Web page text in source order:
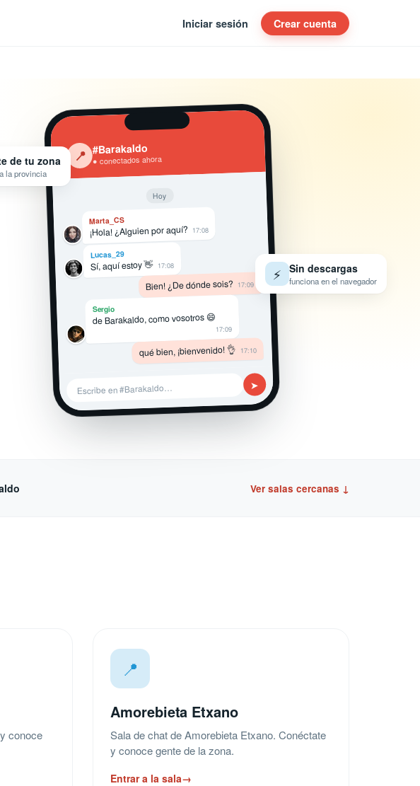
Iniciar sesión Crear cuenta
📍 #Barakaldo
● conectados ahora
Hoy
Marta_CS
¡Hola! ¿Alguien por aquí? 17:08
Lucas_29
Sí, aquí estoy 👋 17:08
Bien! ¿De dónde sois? 17:09
Sergio
de Barakaldo, como vosotros 😄
17:09
qué bien, ¡bienvenido! 👌 17:10
Escribe en #Barakaldo… ➤
de tu zona
la provincia
⚡ Sin descargas
funciona en el navegador
Ver salas cercanas ↓
conoce
📍
Amorebieta Etxano
Sala de chat de Amorebieta Etxano. Conéctate
y conoce gente de la zona.
Entrar a la sala→